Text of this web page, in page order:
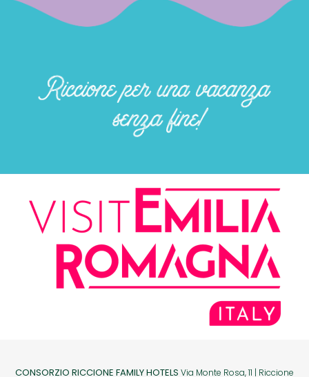
CONSORZIO RICCIONE FAMILY HOTELS Via Monte Rosa, 11 | Riccione